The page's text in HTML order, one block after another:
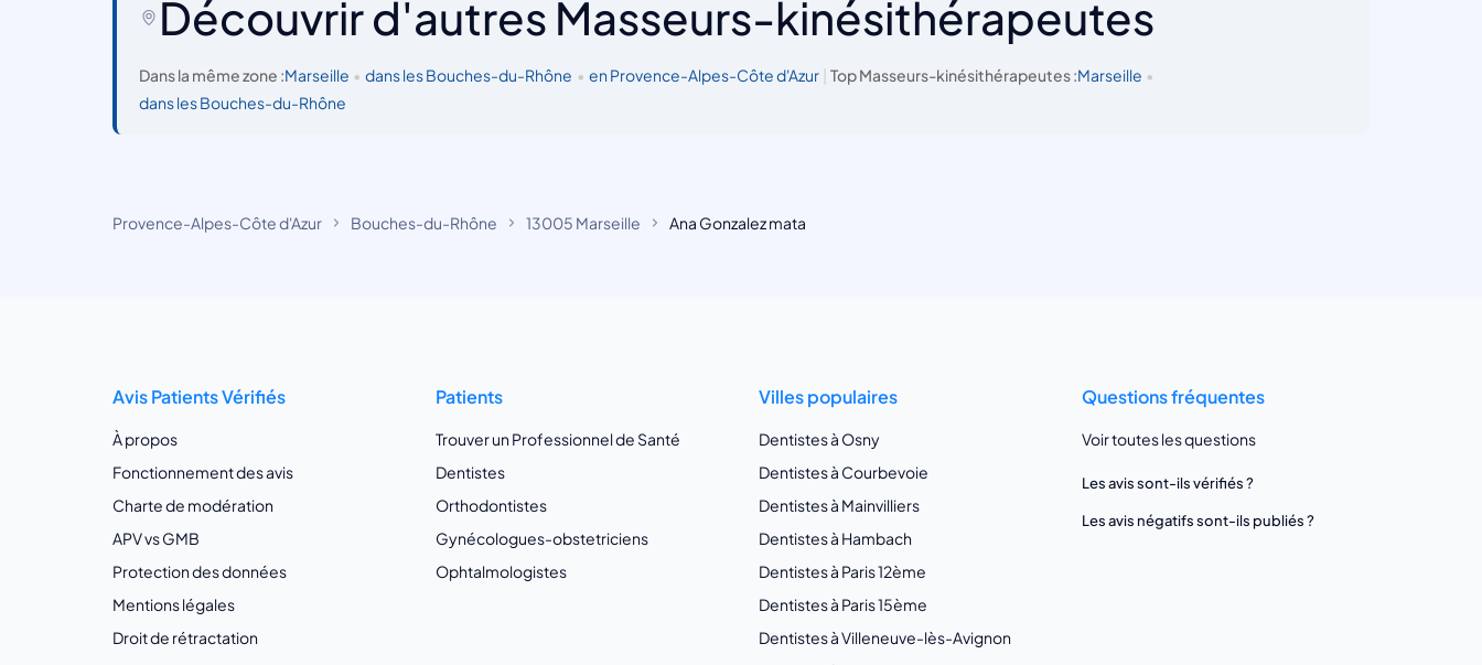
Découvrir d'autres Masseurs-kinésithérapeutes
Dans la même zone :Marseille • dans les Bouches-du-Rhône • en Provence-Alpes-Côte d'Azur | Top Masseurs-kinésithérapeutes :Marseille •
dans les Bouches-du-Rhône
Provence-Alpes-Côte d'Azur Bouches-du-Rhône 13005 Marseille Ana Gonzalez mata
Avis Patients Vérifiés
À propos
Fonctionnement des avis
Charte de modération
APV vs GMB
Protection des données
Mentions légales
Droit de rétractation
Patients
Trouver un Professionnel de Santé
Dentistes
Orthodontistes
Gynécologues-obstetriciens
Ophtalmologistes
Villes populaires
Dentistes à Osny
Dentistes à Courbevoie
Dentistes à Mainvilliers
Dentistes à Hambach
Dentistes à Paris 12ème
Dentistes à Paris 15ème
Dentistes à Villeneuve-lès-Avignon
Questions fréquentes
Voir toutes les questions
Les avis sont-ils vérifiés ?
Les avis négatifs sont-ils publiés ?